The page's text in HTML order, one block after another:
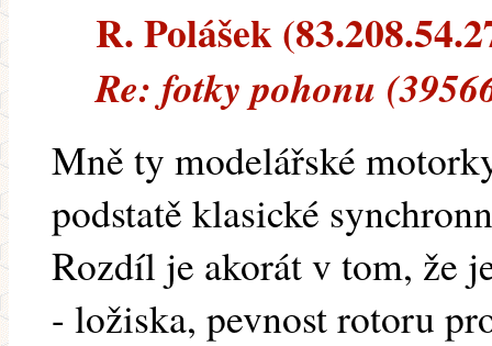
R. Polášek
Re: fotky pohonu
Mně ty modelářské
podstatě klasické
Rozdíl je akorát v tom, že
- ložiska, pevnost rotoru